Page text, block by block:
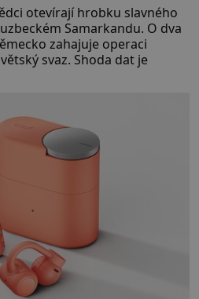
otevírají hrobku slavného
Samarkandu. O dva
zahajuje operaci
svaz. Shoda dat je